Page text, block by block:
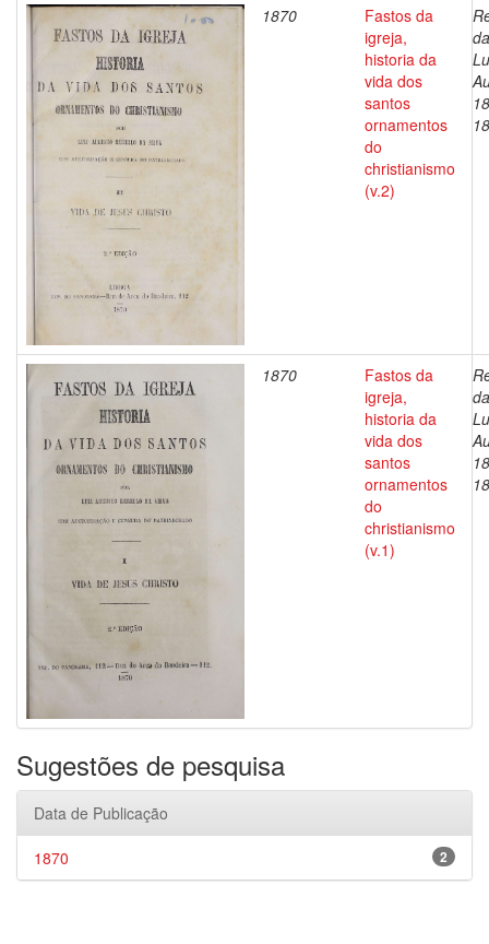
1870
Fastos da
igreja,
historia da
vida dos
santos
ornamentos
do
christianismo
(v.2)
1870
Fastos da
igreja,
historia da
vida dos
santos
ornamentos
do
christianismo
(v.1)
Sugestões de pesquisa
Data de Publicação
2
1870